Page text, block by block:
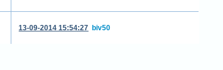
13-09-2014 15:54:27 biv50